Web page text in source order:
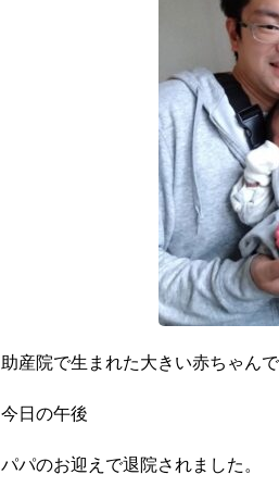
助産院で生まれた大きい赤ちゃん
今日の午後
パパのお迎えで退院されました。